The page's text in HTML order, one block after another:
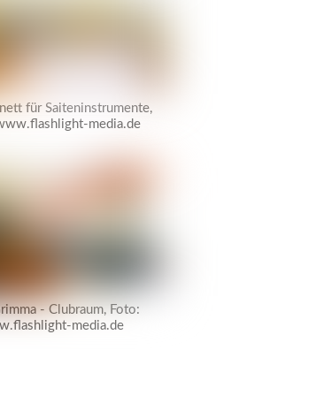
für Saiteninstrumente,
media.de
- Clubraum, Foto:
media.de